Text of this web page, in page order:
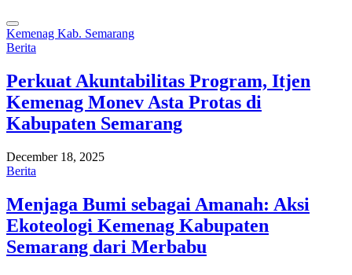
Kemenag Kab. Semarang
Berita
Perkuat Akuntabilitas Program, Itjen
Kemenag Monev Asta Protas di
Kabupaten Semarang
December 18, 2025
Berita
Menjaga Bumi sebagai Amanah: Aksi
Ekoteologi Kemenag Kabupaten
Semarang dari Merbabu